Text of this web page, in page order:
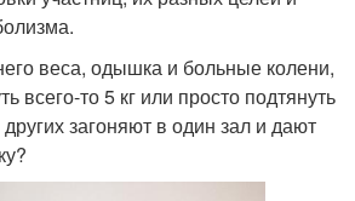
веса, одышка и больные колени,
всего-то 5 кг или просто подтянуть
загоняют в один зал и дают